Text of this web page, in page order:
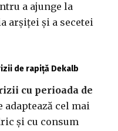
a ajunge la
arşiţei şi a secetei
de rapiță Dekalb
cu perioada de
adaptează cel mai
şi cu consum